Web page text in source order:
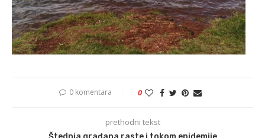
0 komentara 0
prethodni tekst